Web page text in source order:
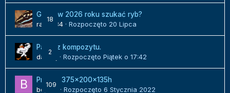
18
Gdzie w 2026 roku szukać ryb?
radek84 · Rozpoczęto 20 Lipca
2
Panel z kompozytu.
danielj
· Rozpoczęto Piątek o 17:42
109
Projekt 375x200x135h
bojack
· Rozpoczęto 6 Stycznia 2022